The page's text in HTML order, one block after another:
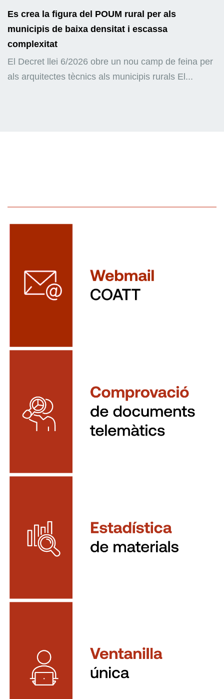
Es crea la figura del POUM rural per als
municipis de baixa densitat i escassa
complexitat
El Decret llei 6/2026 obre un nou camp de feina per
als arquitectes tècnics als municipis rurals El...